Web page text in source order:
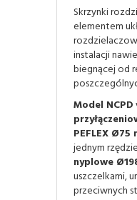
Skrzynki
elementem
instalacji
biegnącej od
Model NCPD
PEFLEX Ø75
jednym
nyplowe
uszczelkami,
przeciwnych